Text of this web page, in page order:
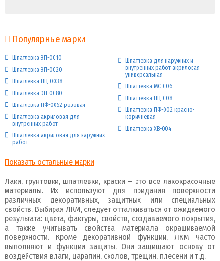
Популярные марки
Шпатлевка ЭП-0010
Шпатлевка ЭП-0020
Шпатлевка НЦ-0038
Шпатлевка ЭП-0080
Шпатлевка ПФ-0052 розовая
Шпатлевка акриловая для
внутренних работ
Шпатлевка акриловая для наружних
работ
Шпатлевка для наружних и
внутренних работ акриловая
универсальная
Шпатлевка МС-006
Шпатлевка НЦ-008
Шпатлевка ПФ-002 красно-
коричневая
Шпатлевка ХВ-004
Показать остальные марки
Лаки, грунтовки, шпатлевки, краски – это все лакокрасочные
материалы. Их используют для придания поверхности
различных декоративных, защитных или специальных
свойств. Выбирая ЛКМ, следует отталкиваться от ожидаемого
результата: цвета, фактуры, свойств, создаваемого покрытия,
а также учитывать свойства материала окрашиваемой
поверхности. Кроме декоративной функции, ЛКМ часто
выполняют и функции защиты. Они защищают основу от
воздействия влаги, царапин, сколов, трещин, плесени и т.д.